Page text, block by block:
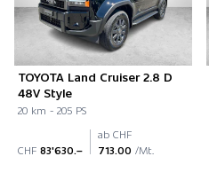
TOYOTA Land Cruiser 2.8 D
48V Style
20 km - 205 PS
CHF 83'630.–
ab CHF
713.00 /Mt.